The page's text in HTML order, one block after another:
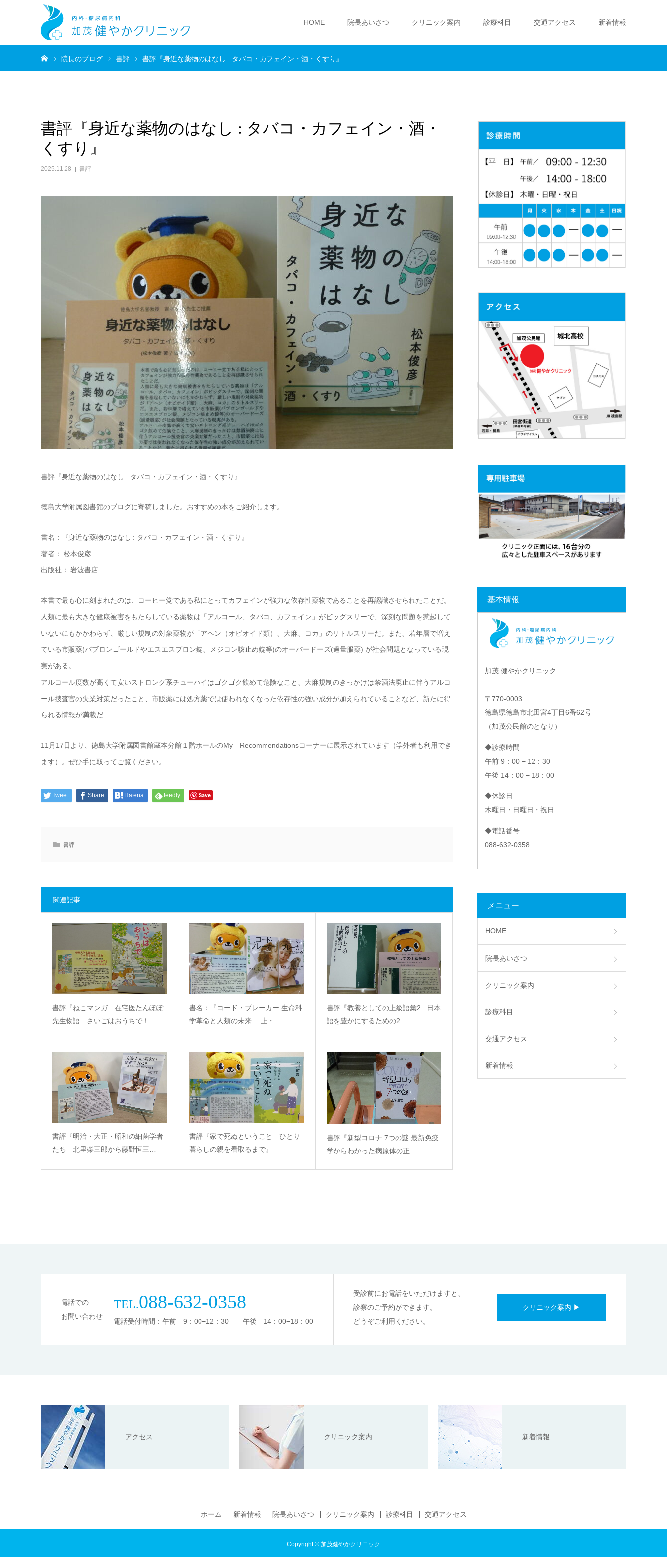
HOME 院長あいさつ クリニック案内 診療科目 交通アクセス 新着情報
院長のブログ 書評 書評『身近な薬物のはなし : タバコ・カフェイン・酒・くすり』
書評『身近な薬物のはなし : タバコ・カフェイン・酒・
くすり』
2025.11.28 書評
書評『身近な薬物のはなし : タバコ・カフェイン・酒・くすり』
徳島大学附属図書館のブログに寄稿しました。おすすめの本をご紹介します。
書名：『身近な薬物のはなし : タバコ・カフェイン・酒・くすり』
著者： 松本俊彦
出版社： 岩波書店
本書で最も心に刻まれたのは、コーヒー党である私にとってカフェインが強力な依存性薬物であることを再認識させられたことだ。
人類に最も大きな健康被害をもたらしている薬物は「アルコール、タバコ、カフェイン」がビッグスリーで、深刻な問題を惹起して
いないにもかかわらず、厳しい規制の対象薬物が「アヘン（オピオイド類）、大麻、コカ」のリトルスリーだ。また、若年層で増え
ている市販薬(パブロンゴールドやエスエスブロン錠、メジコン咳止め錠等)のオーバードーズ(過量服薬) が社会問題となっている現
実がある。
アルコール度数が高くて安いストロング系チューハイはゴクゴク飲めて危険なこと、大麻規制のきっかけは禁酒法廃止に伴うアルコ
ール捜査官の失業対策だったこと、市販薬には処方薬では使われなくなった依存性の強い成分が加えられていることなど、新たに得
られる情報が満載だ
11月17日より、徳島大学附属図書館蔵本分館１階ホールのMy Recommendationsコーナーに展示されています（学外者も利用でき
ます）。ぜひ手に取ってご覧ください。
Tweet Share Hatena feedly Save
書評
関連記事
書評『ねこマンガ 在宅医たんぽぽ
先生物語 さいごはおうちで！…
書名：『コード・ブレーカー 生命科
学革命と人類の未来 上・…
書評『教養としての上級語彙2 : 日本
語を豊かにするための2…
書評『明治・大正・昭和の細菌学者
たち―北里柴三郎から藤野恒三…
書評『家で死ぬということ ひとり
暮らしの親を看取るまで』
書評『新型コロナ 7つの謎 最新免疫
学からわかった病原体の正…
基本情報
加茂 健やかクリニック
〒770-0003
徳島県徳島市北田宮4丁目6番62号
（加茂公民館のとなり）
◆診療時間
午前 9：00 − 12：30
午後 14：00 − 18：00
◆休診日
木曜日・日曜日・祝日
◆電話番号
088-632-0358
メニュー
HOME
院長あいさつ
クリニック案内
診療科目
交通アクセス
新着情報
電話での
お問い合わせ
TEL.088-632-0358
電話受付時間：午前 9：00−12：30 午後 14：00−18：00
受診前にお電話をいただけますと、
診察のご予約ができます。
どうぞご利用ください。
クリニック案内 ▶
アクセス クリニック案内 新着情報
ホーム 新着情報 院長あいさつ クリニック案内 診療科目 交通アクセス
Copyright© 加茂健やかクリニック